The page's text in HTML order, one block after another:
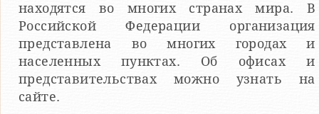
находятся во многих странах мира. В
Российской Федерации организация
представлена во многих городах и
населенных пунктах. Об офисах и
представительствах можно узнать на
сайте.